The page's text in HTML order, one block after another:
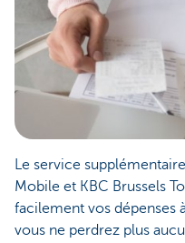
Le service
Mobile et KBC Brussels
facilement vos dépenses
vous ne perdrez plus